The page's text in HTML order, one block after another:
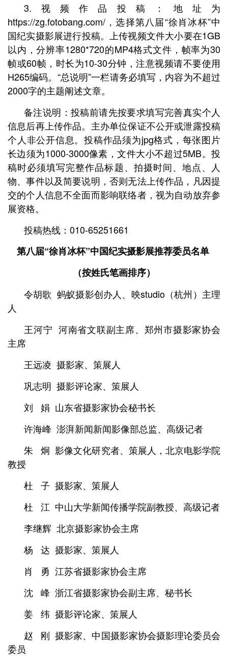
3.视频作品投稿：地址为
https://zg.fotobang.com/，选择第八届“徐肖冰杯”中
国纪实摄影展进行投稿。上传视频文件大小要在1GB
以内，分辨率1280*720的MP4格式文件，帧率为30
帧或60帧，时长为10-30分钟，注意视频请不要使用
H265编码。“总说明”一栏请务必填写，内容为不超过
2000字的主题阐述文章。
备注说明：投稿前请先按要求填写完善真实个人
信息后再上传作品。主办单位保证不公开或泄露投稿
个人非公开信息。投稿作品须为jpg格式，每张图片
长边须为1000-3000像素，文件大小不超过5MB。投
稿时必须填写完整作品标题、拍摄时间、地点、人
物、事件以及简要说明，否则无法上传作品，凡因提
交的个人信息不全面而影响联络者，视为自动放弃参
展资格。
投稿热线：010-65251661
第八届“徐肖冰杯”中国纪实摄影展推荐委员名单
（按姓氏笔画排序）
令胡歌 蚂蚁摄影创办人、映studio（杭州）主理
人
王河宁 河南省文联副主席、郑州市摄影家协会
主席
王远凌 摄影家、策展人
巩志明 摄影评论家、策展人
刘 娟 山东省摄影家协会秘书长
许海峰 澎湃新闻新闻影像部总监、高级记者
朱 炯 影像文化研究者、策展人，北京电影学院
教授
杜 子 摄影家、策展人
杜 江 中山大学新闻传播学院副教授、高级记者
李继辉 北京摄影家协会主席
杨 达 摄影家、策展人
肖 勇 江苏省摄影家协会主席
沈 峰 浙江省摄影家协会副主席、秘书长
姜 纬 摄影评论家、策展人
赵 刚 摄影家、中国摄影家协会摄影理论委员会
委员